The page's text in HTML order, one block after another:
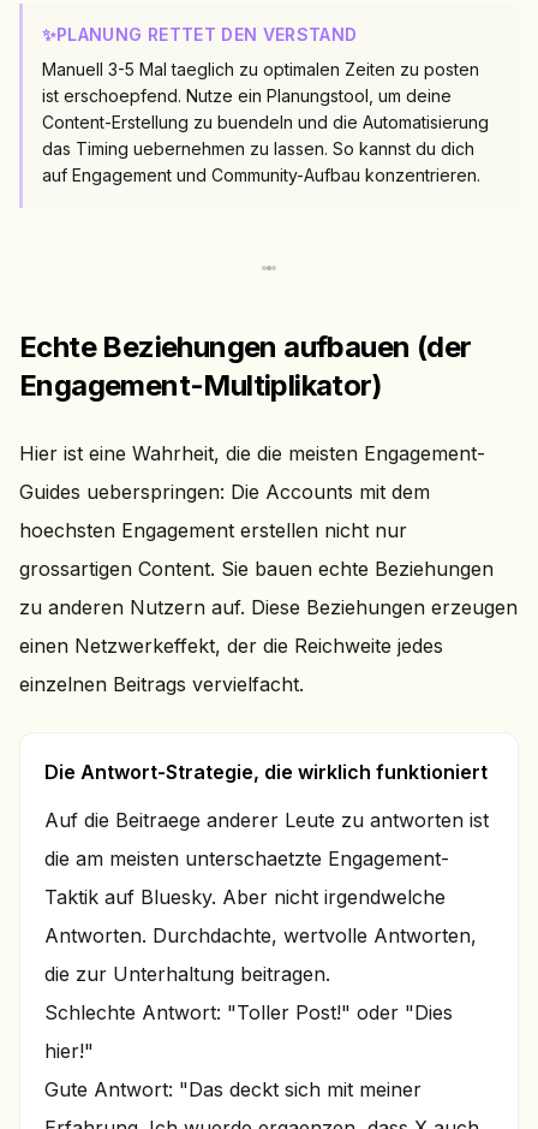
✨PLANUNG RETTET DEN VERSTAND
Manuell 3-5 Mal taeglich zu optimalen Zeiten zu posten
ist erschoepfend. Nutze ein Planungstool, um deine
Content-Erstellung zu buendeln und die Automatisierung
das Timing uebernehmen zu lassen. So kannst du dich
auf Engagement und Community-Aufbau konzentrieren.
Echte Beziehungen aufbauen (der
Engagement-Multiplikator)
Hier ist eine Wahrheit, die die meisten Engagement-
Guides ueberspringen: Die Accounts mit dem
hoechsten Engagement erstellen nicht nur
grossartigen Content. Sie bauen echte Beziehungen
zu anderen Nutzern auf. Diese Beziehungen erzeugen
einen Netzwerkeffekt, der die Reichweite jedes
einzelnen Beitrags vervielfacht.
Die Antwort-Strategie, die wirklich funktioniert
Auf die Beitraege anderer Leute zu antworten ist
die am meisten unterschaetzte Engagement-
Taktik auf Bluesky. Aber nicht irgendwelche
Antworten. Durchdachte, wertvolle Antworten,
die zur Unterhaltung beitragen.
Schlechte Antwort: "Toller Post!" oder "Dies
hier!"
Gute Antwort: "Das deckt sich mit meiner